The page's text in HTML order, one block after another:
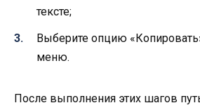
тексте;
Выберите опцию
меню.
После выполнения этих шагов